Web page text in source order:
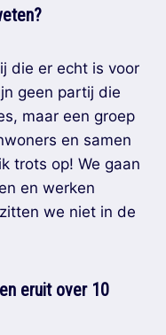
die er echt is voor
geen partij die
maar een groep
en samen
trots op! We gaan
en werken
we niet in de
eruit over 10